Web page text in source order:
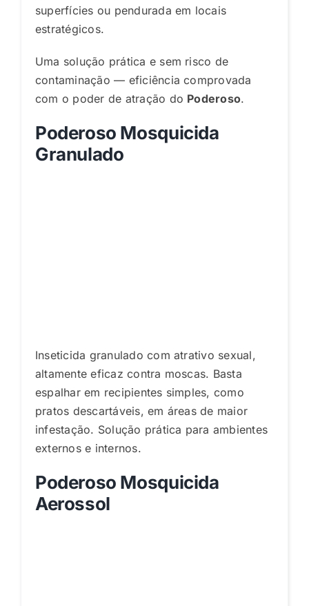
superfícies ou pendurada em locais
estratégicos.
Uma solução prática e sem risco de
contaminação — eficiência comprovada
com o poder de atração do Poderoso.
Poderoso Mosquicida
Granulado
Inseticida granulado com atrativo sexual,
altamente eficaz contra moscas. Basta
espalhar em recipientes simples, como
pratos descartáveis, em áreas de maior
infestação. Solução prática para ambientes
externos e internos.
Poderoso Mosquicida
Aerossol